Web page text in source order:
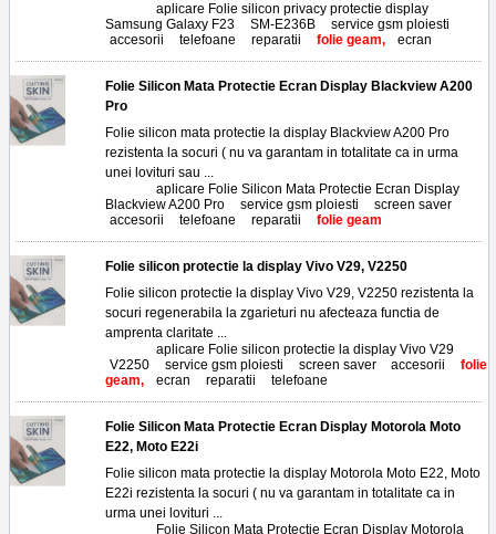
aplicare Folie silicon privacy protectie display
Samsung Galaxy F23
SM-E236B service gsm ploiesti
accesorii
telefoane reparatii folie geam, ecran
Folie Silicon Mata Protectie Ecran Display Blackview A200
Pro
Folie silicon mata protectie la display Blackview A200 Pro
rezistenta la socuri ( nu va garantam in totalitate ca in urma
unei lovituri sau ...
aplicare Folie Silicon Mata Protectie Ecran Display
Blackview A200 Pro
service gsm ploiesti screen saver,
accesorii
telefoane reparatii folie geam
Folie silicon protectie la display Vivo V29, V2250
Folie silicon protectie la display Vivo V29, V2250 rezistenta la
socuri regenerabila la zgarieturi nu afecteaza functia de
amprenta claritate ...
aplicare Folie silicon protectie la display Vivo V29
V2250
service gsm ploiesti screen saver, accesorii
folie
geam,
ecran reparatii telefoane
Folie Silicon Mata Protectie Ecran Display Motorola Moto
E22, Moto E22i
Folie silicon mata protectie la display Motorola Moto E22, Moto
E22i rezistenta la socuri ( nu va garantam in totalitate ca in
urma unei lovituri ...
Folie Silicon Mata Protectie Ecran Display Motorola